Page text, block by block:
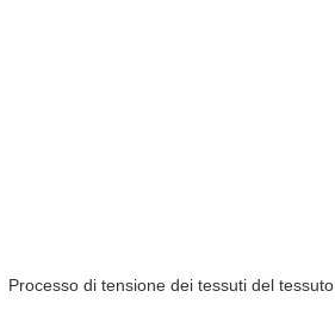
Processo di tensione dei tessuti del tessuto